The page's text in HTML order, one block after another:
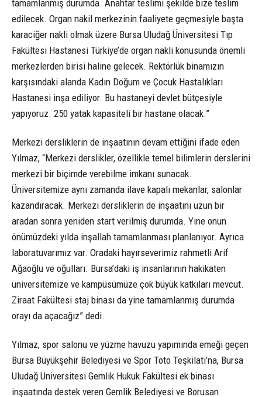
tamamlanmış durumda. Anahtar teslimi şekilde bize teslim
edilecek. Organ nakil merkezinin faaliyete geçmesiyle başta
karaciğer nakli olmak üzere Bursa Uludağ Üniversitesi Tıp
Fakültesi Hastanesi Türkiye’de organ nakli konusunda önemli
merkezlerden birisi haline gelecek. Rektörlük binamızın
karşısındaki alanda Kadın Doğum ve Çocuk Hastalıkları
Hastanesi inşa ediliyor. Bu hastaneyi devlet bütçesiyle
yapıyoruz. 250 yatak kapasiteli bir hastane olacak.”
Merkezi dersliklerin de inşaatının devam ettiğini ifade eden
Yılmaz, “Merkezi derslikler, özellikle temel bilimlerin derslerini
merkezi bir biçimde verebilme imkanı sunacak.
Üniversitemize aynı zamanda ilave kapalı mekanlar, salonlar
kazandıracak. Merkezi dersliklerin de inşaatını uzun bir
aradan sonra yeniden start verilmiş durumda. Yine onun
önümüzdeki yılda inşallah tamamlanması planlanıyor. Ayrıca
laboratuvarımız var. Oradaki hayırseverimiz rahmetli Arif
Ağaoğlu ve oğulları. Bursa’daki iş insanlarının hakikaten
üniversitemize ve kampüsümüze çok büyük katkıları mevcut.
Ziraat Fakültesi staj binası da yine tamamlanmış durumda
orayı da açacağız” dedi.
Yılmaz, spor salonu ve yüzme havuzu yapımında emeği geçen
Bursa Büyükşehir Belediyesi ve Spor Toto Teşkilatı’na, Bursa
Uludağ Üniversitesi Gemlik Hukuk Fakültesi ek binası
inşaatında destek veren Gemlik Belediyesi ve Borusan